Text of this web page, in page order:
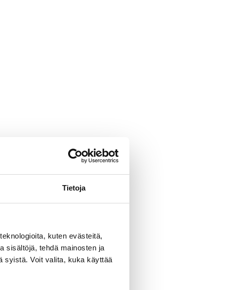
Tietoja
kuten evästeitä,
sisältöjä, tehdä mainosten ja
syistä. Voit valita, kuka käyttää